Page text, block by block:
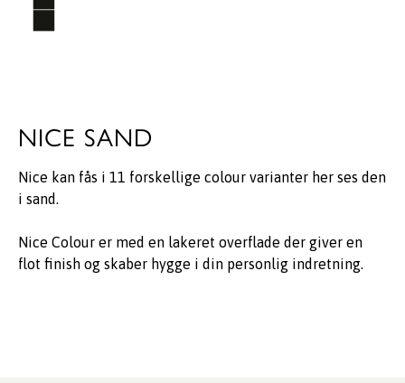
NICE SAND
Nice kan fås i 11 forskellige colour varianter her ses den
i sand.
Nice Colour er med en lakeret overflade der giver en
flot finish og skaber hygge i din personlig indretning.